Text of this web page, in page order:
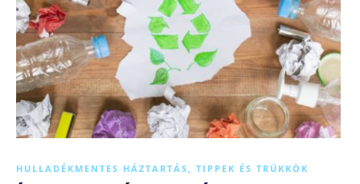
HULLADÉKMENTES HÁZTARTÁS TIPPEK ÉS TRÜKKÖK